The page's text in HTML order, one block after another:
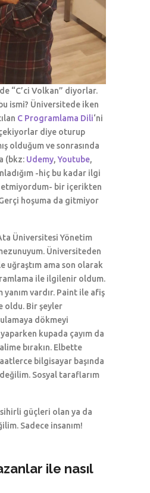
“C’ci Volkan” diyorlar.
ismi? Üniversitede iken
C Programlama Dili‘ni
diye oturup
olduğum ve sonrasında
(bkz: Udemy,Youtube,
-hiç bu kadar ilgi
bir içerikten
hoşuma da gitmiyor
Üniversitesi Yönetim
Üniversiteden
uğraştım ama son olarak
ile ilgilenir oldum.
yanım vardır. Paint ile afiş
oldu. Bir şeyler
dökmeyi
kupada çayım da
bırakın. Elbette
bilgisayar başında
Sosyal taraflarım
sihirli güçleri olan ya da
Sadece insanım!
ile nasıl